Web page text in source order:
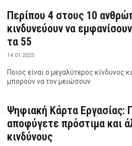
Περίπου 4 στους 10
κινδυνεύουν να
τα 55
14.01.2025
Ποιος είναι ο μεγαλύτερος κίνδυνος
μπορούν να τον μειώσουν
Ψηφιακή Κάρτα Εργασίας:
αποφύγετε πρόστιμα και
κινδύνους